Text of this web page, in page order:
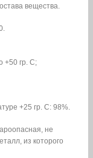
вещества.
+50 гр. С;
+25 гр. С: 98%.
не
из которого